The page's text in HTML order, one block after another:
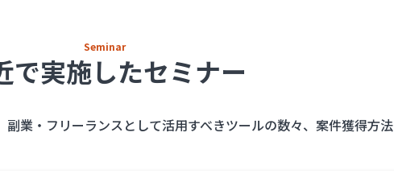
Seminar
で実施したセミナー
業・フリーランスとして活用すべきツールの数々、案件獲得方法